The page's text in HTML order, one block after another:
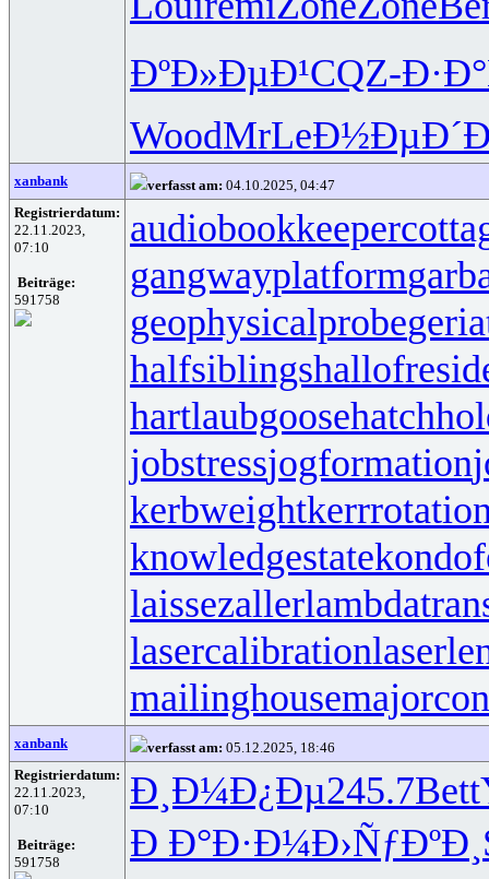
ÐºÐ»ÐµÐ¹CQZ-
WoodMrLe
xanbank verfasst am: 04.10.2025, 04:47
Registrierdatum:
22.11.2023,
07:10
Beiträge:
591758
audiobookkeeper
gangwayplatform
geophysicalprobe
halfsiblings
hartlaubgoose
jobstressjogformation
kerbweight
knowledgestate
laissezaller
lasercalibration
mailinghouse
xanbank verfasst am: 05.12.2025, 18:46
Registrierdatum:
22.11.2023,
07:10
Beiträge:
591758
Ð¸Ð¼Ð¿Ðµ245.7Bett
Ð Ð°Ð·Ð¼Ð›ÑƒÐºÐ¸